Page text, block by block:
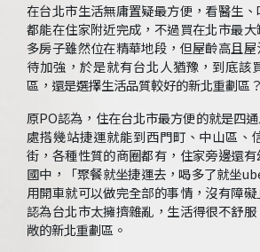
在台北市生活無庸置疑最方便，看醫生
都能在住家附近完成，不過買在北市最
多房子雖然位在精華地段，但屋齡高且
待加強，於是就有台北人猶豫，到底該
區，還是選擇生活品質較好的新北重劃區？
原PO認為，住在台北市最方便的就是四
處搭幾站捷運就能到西門町、中山區、
街，各種性質的商圈都有，住家旁邊還
國中，「聚餐就坐捷運去，喝多了就坐
用開車就可以做完全部的事情，沒有障
認為台北市太擁擠雜亂，生活得很不舒
敞的新北重劃區。